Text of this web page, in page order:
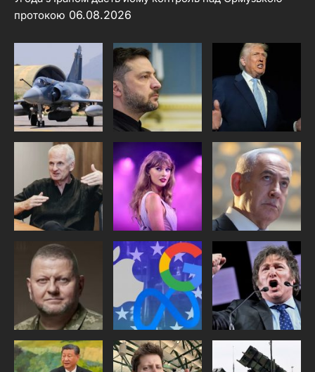
протокою 06.08.2026